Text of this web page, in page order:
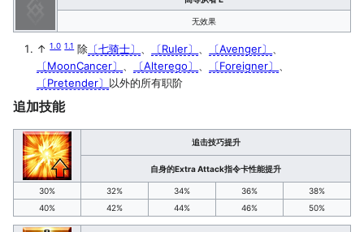
无效果
↑1.0 1.1 除 〔七骑士〕 〔Ruler〕 〔Avenger〕
〔MoonCancer〕
〔Alterego〕 〔Foreigner〕
〔Pretender〕 以外的所有职阶
追加技能
追击技巧提升
自身的Extra Attack指令卡性能提升
30% 32% 34% 36%
38%
40%
42% 44% 46% 50%